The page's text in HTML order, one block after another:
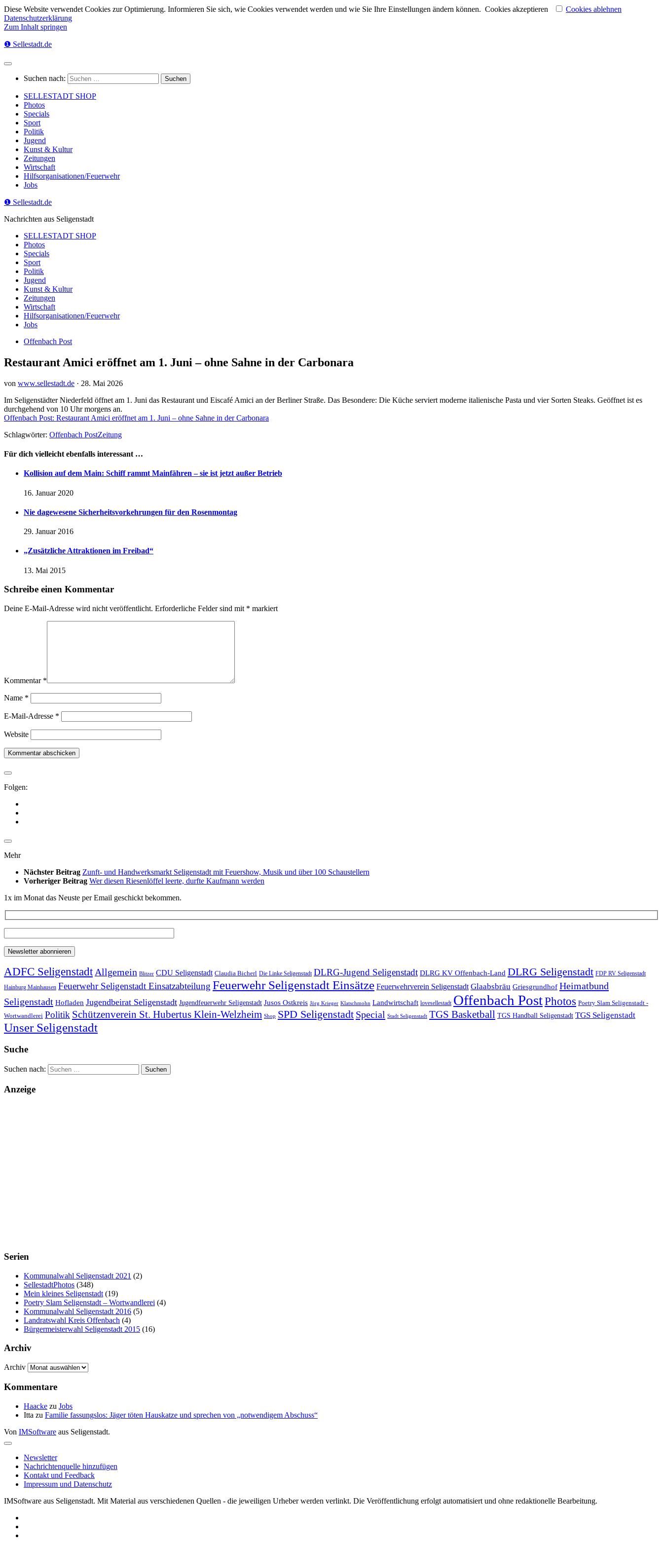
Diese Website verwendet Cookies zur Optimierung. Informieren Sie sich, wie Cookies verwendet werden und wie Sie Ihre Einstellungen ändern können. Cookies akzeptieren
Cookies ablehnen
Datenschutzerklärung
Zum Inhalt springen
❶ Sellestadt.de
Suchen nach:
SELLESTADT SHOP
Photos
Specials
Sport
Politik
Jugend
Kunst & Kultur
Zeitungen
Wirtschaft
Hilfsorganisationen/Feuerwehr
Jobs
❶ Sellestadt.de
Nachrichten aus Seligenstadt
SELLESTADT SHOP
Photos
Specials
Sport
Politik
Jugend
Kunst & Kultur
Zeitungen
Wirtschaft
Hilfsorganisationen/Feuerwehr
Jobs
Offenbach Post
Restaurant Amici eröffnet am 1. Juni – ohne Sahne in der Carbonara
von www.sellestadt.de · 28. Mai 2026
Im Seligenstädter Niederfeld öffnet am 1. Juni das Restaurant und Eiscafé Amici an der Berliner Straße. Das Besondere: Die Küche serviert moderne italienische Pasta und vier Sorten Steaks. Geöffnet ist es
durchgehend von 10 Uhr morgens an.
Offenbach Post: Restaurant Amici eröffnet am 1. Juni – ohne Sahne in der Carbonara
Schlagwörter: Offenbach PostZeitung
Für dich vielleicht ebenfalls interessant …
Kollision auf dem Main: Schiff rammt Mainfähren – sie ist jetzt außer Betrieb
16. Januar 2020
Nie dagewesene Sicherheitsvorkehrungen für den Rosenmontag
29. Januar 2016
„Zusätzliche Attraktionen im Freibad“
13. Mai 2015
Schreibe einen Kommentar
Deine E-Mail-Adresse wird nicht veröffentlicht. Erforderliche Felder sind mit * markiert
Kommentar *
Name *
E-Mail-Adresse *
Website
Folgen:
Mehr
Nächster Beitrag Zunft- und Handwerksmarkt Seligenstadt mit Feuershow, Musik und über 100 Schaustellern
Vorheriger Beitrag Wer diesen Riesenlöffel leerte, durfte Kaufmann werden
1x im Monat das Neuste per Email geschickt bekommen.
ADFC SeligenstadtAllgemein Blitzer CDU Seligenstadt Claudia Bicherl Die Linke Seligenstadt DLRG-Jugend Seligenstadt DLRG KV Offenbach-Land DLRG Seligenstadt FDP RV Seligenstadt
Hainburg Mainhausen Feuerwehr Seligenstadt Einsatzabteilung Feuerwehr Seligenstadt Einsätze Feuerwehrverein Seligenstadt Glaabsbräu Griesgrundhof Heimatbund
Seligenstadt Hofladen Jugendbeirat Seligenstadt Jugendfeuerwehr Seligenstadt Jusos Ostkreis Jörg Krieger Klatschmohn Landwirtschaft lovesellestadt Offenbach PostPhotos Poetry Slam Seligenstadt -
Wortwandlerei Politik Schützenverein St. Hubertus Klein-Welzheim Shop SPD Seligenstadt Special Stadt Seligenstadt TGS Basketball TGS Handball Seligenstadt TGS Seligenstadt
Unser Seligenstadt
Suche
Suchen nach:
Anzeige
Serien
Kommunalwahl Seligenstadt 2021 (2)
SellestadtPhotos (348)
Mein kleines Seligenstadt (19)
Poetry Slam Seligenstadt – Wortwandlerei (4)
Kommunalwahl Seligenstadt 2016 (5)
Landratswahl Kreis Offenbach (4)
Bürgermeisterwahl Seligenstadt 2015 (16)
Archiv
Archiv
Kommentare
Haacke zu Jobs
Itta zu Familie fassungslos: Jäger töten Hauskatze und sprechen von „notwendigem Abschuss“
Von IMSoftware aus Seligenstadt.
Newsletter
Nachrichtenquelle hinzufügen
Kontakt und Feedback
Impressum und Datenschutz
IMSoftware aus Seligenstadt. Mit Material aus verschiedenen Quellen - die jeweiligen Urheber werden verlinkt. Die Veröffentlichung erfolgt automatisiert und ohne redaktionelle Bearbeitung.